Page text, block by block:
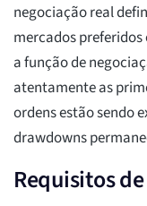
negociação real
mercados
a função de
atentamente as
ordens estão sendo
drawdowns
Requisitos